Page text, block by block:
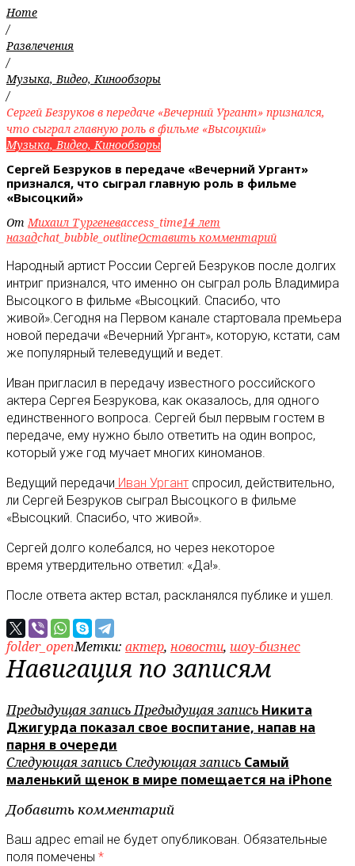
Home
/
Развлечения
/
Музыка, Видео, Кинообзоры
/
Сергей Безруков в передаче «Вечерний Ургант» признался,
что сыграл главную роль в фильме «Высоцкий»
Музыка, Видео, Кинообзоры
Сергей Безруков в передаче «Вечерний Ургант»
признался, что сыграл главную роль в фильме
«Высоцкий»
ОтМихаил Тургеневaccess_time14 лет
назадchat_bubble_outlineОставить комментарий
Народный артист России Сергей Безруков после долгих
интриг признался, что именно он сыграл роль Владимира
Высоцкого в фильме «Высоцкий. Спасибо, что
живой».Сегодня на Первом канале стартовала премьера
новой передачи «Вечерний Ургант», которую, кстати, сам
же популярный телеведущий и ведет.
Иван пригласил в передачу известного российского
актера Сергея Безрукова, как оказалось, для одного
единственного вопроса. Сергей был первым гостем в
передаче, ему нужно было ответить на один вопрос,
который уже год мучает многих киноманов.
Ведущий передачи Иван Ургант спросил, действительно,
ли Сергей Безруков сыграл Высоцкого в фильме
«Высоцкий. Спасибо, что живой».
Сергей долго колебался, но через некоторое
время утвердительно ответил: «Да!».
После ответа актер встал, раскланялся публике и ушел.
folder_openМетки: актер, новости, шоу-бизнес
Навигация по записям
Предыдущая записьПредыдущая запись Никита
Джигурда показал свое воспитание, напав на
парня в очереди
Следующая запись Следующая запись Самый
маленький щенок в мире помещается на iPhone
Добавить комментарий
Ваш адрес email не будет опубликован. Обязательные
поля помечены *